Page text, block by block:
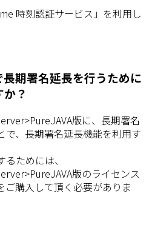
時刻認証サービス」を利用し
期署名延長を行うために
？
版に、長期署名
で、長期署名延長機能を利用す
ためには、
版のライセンス
ご購入して頂く必要がありま